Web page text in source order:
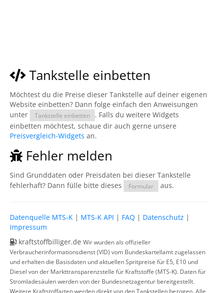
Tankstelle einbetten
Möchtest du die Preise dieser Tankstelle auf deiner eigenen
Website einbetten? Dann folge einfach den Anweisungen
unter
Tankstelle einbetten
. Falls du weitere Widgets
einbetten möchtest, schaue dir auch gerne unsere
Preisvergleich-Widgets an.
Fehler melden
Sind Grunddaten oder Preisdaten bei dieser Tankstelle
fehlerhaft? Dann fülle bitte dieses
Formular aus.
Datenquelle MTS-K | MTS-K API | FAQ | Datenschutz |
Impressum
kraftstoffbilliger.de Wir wurden als offizieller
Verbraucherinformationsdienst (VID) vom Bundeskartellamt zugelassen
und erhalten die Basisdaten und aktuellen Spritpreise für E5, E10 und
Diesel von der Markttransparenzstelle für Kraftstoffe (MTS-K). Daten für
Stromladesäulen werden von der Bundesnetzagentur bereitgestellt.
Weitere Kraftstoffarten werden direkt von den Tankstellen bezogen. Alle